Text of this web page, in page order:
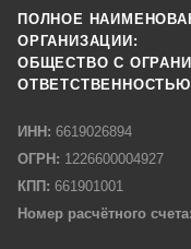
ПОЛНОЕ
ОРГАНИЗАЦИИ:
ОБЩЕСТВО С
ИНН: 6619026894
ОГРН: 1226600004927
КПП: 661901001
Номер расчётного счета: